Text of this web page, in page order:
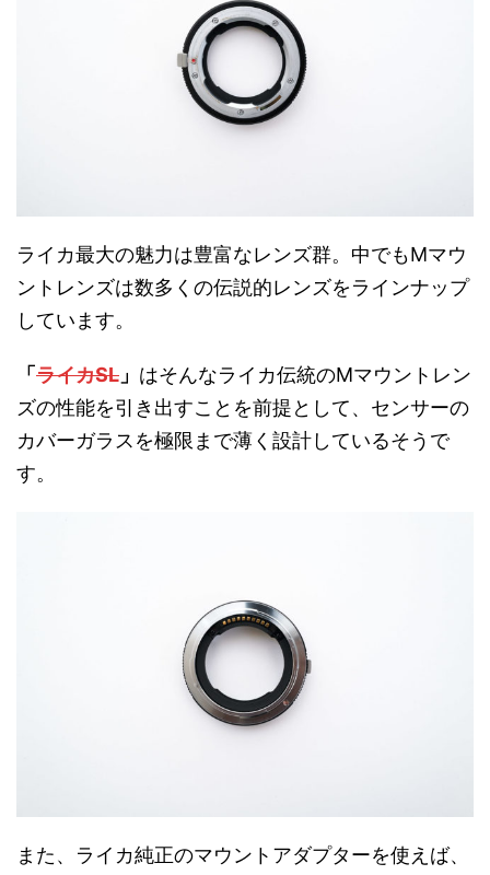
ライカ最大の魅力は豊富なレンズ群。中でもMマウ
ントレンズは数多くの伝説的レンズをラインナップ
しています。
「 ライカSL 」 はそんなライカ伝統のMマウントレン
ズの性能を引き出すことを前提として、センサーの
カバーガラスを極限まで薄く設計しているそうで
す。
また、ライカ純正のマウントアダプターを使えば、